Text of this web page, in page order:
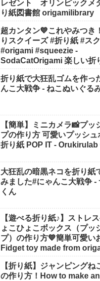
レゼント オリンピックメ
り紙図書館 origamilibrary
超カンタン💙これやみつき
りスクイーズ #折り紙 #ス
#origami #squeezie -
SodaCatOrigami 楽しい折
折り紙で大狂乱ゴムを作っ
んこ大戦争 - ねこぬいぐる
【簡単】ミニカメラ📸プッ
プの作り方 可愛いプッシュ
折り紙 POP IT -
大狂乱の暗黒ネコを折り紙
みました#にゃんこ大戦争 -
くん
【遊べる折り紙♪】ストレ
ょこひょこボックス（プッ
プ）の作り方💙簡単可愛い
Fidget toy made from
SodaCatOrigami 楽しい折
【折り紙】ジャンピングね
の作り方！How to make an